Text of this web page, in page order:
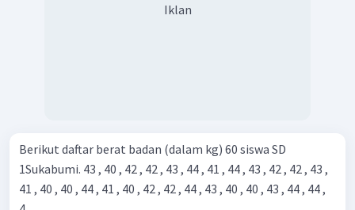
Iklan
Berikut daftar berat badan (dalam kg) 60 siswa SD
1Sukabumi. 43 , 40 , 42 , 42 , 43 , 44 , 41 , 44 , 43 , 42 , 42 , 43 ,
41 , 40 , 40 , 44 , 41 , 40 , 42 , 42 , 44 , 43 , 40 , 40 , 43 , 44 , 44 ,